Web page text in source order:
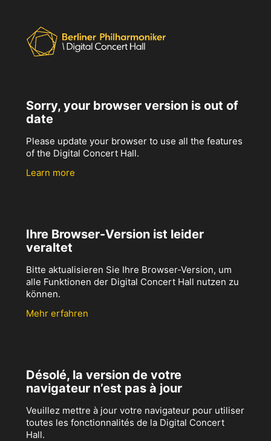
Sorry, your browser version is out of
date
Please update your browser to use all the features
of the Digital Concert Hall.
Learn more
Ihre Browser-Version ist leider
veraltet
Bitte aktualisieren Sie Ihre Browser-Version, um
alle Funktionen der Digital Concert Hall nutzen zu
können.
Mehr erfahren
Désolé, la version de votre
navigateur n’est pas à jour
Veuillez mettre à jour votre navigateur pour utiliser
toutes les fonctionnalités de la Digital Concert
Hall.